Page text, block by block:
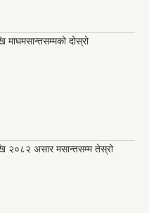
दोस्रो
२०८२ असार मसान्तसम्म तेस्रो